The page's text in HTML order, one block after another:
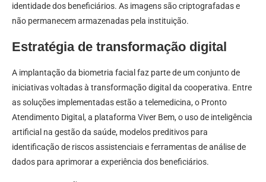
identidade dos beneficiários. As imagens são criptografadas e
não permanecem armazenadas pela instituição.
Estratégia de transformação digital
A implantação da biometria facial faz parte de um conjunto de
iniciativas voltadas à transformação digital da cooperativa. Entre
as soluções implementadas estão a telemedicina, o Pronto
Atendimento Digital, a plataforma Viver Bem, o uso de inteligência
artificial na gestão da saúde, modelos preditivos para
identificação de riscos assistenciais e ferramentas de análise de
dados para aprimorar a experiência dos beneficiários.